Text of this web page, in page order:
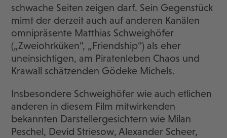
schwache Seiten zeigen darf. Sein Gegenstück
mimt der derzeit auch auf anderen Kanälen
omnipräsente Matthias Schweighöfer
(„Zweiohrküken“, „Friendship“) als eher
uneinsichtigen, am Piratenleben Chaos und
Krawall schätzenden Gödeke Michels.
Insbesondere Schweighöfer wie auch etlichen
anderen in diesem Film mitwirkenden
bekannten Darstellergesichtern wie Milan
Peschel, Devid Striesow, Alexander Scheer,